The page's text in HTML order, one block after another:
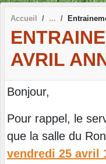
Accueil
AVRIL
Bonjour,
Pour rappel, le
que la salle du
vendredi 25 avril